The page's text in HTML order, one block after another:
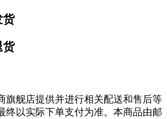
货
货
旗舰店提供并进行相关配送和售后等
终以实际下单支付为准。本商品由邮